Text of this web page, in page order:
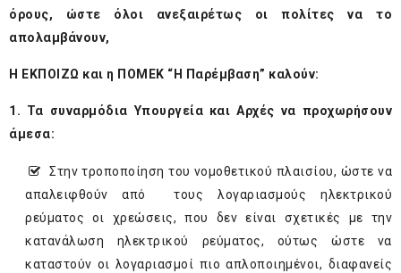
όρους, ώστε όλοι ανεξαιρέτως οι πολίτες να το
απολαμβάνουν,
Η ΕΚΠΟΙΖΩ και η ΠΟΜΕΚ “Η Παρέμβαση” καλούν:
1. Τα συναρμόδια Υπουργεία και Αρχές να προχωρήσουν
άμεσα:
Στην τροποποίηση του νομοθετικού πλαισίου, ώστε να
απαλειφθούν από τους λογαριασμούς ηλεκτρικού
ρεύματος οι χρεώσεις, που δεν είναι σχετικές με την
κατανάλωση ηλεκτρικού ρεύματος, ούτως ώστε να
καταστούν οι λογαριασμοί πιο απλοποιημένοι, διαφανείς